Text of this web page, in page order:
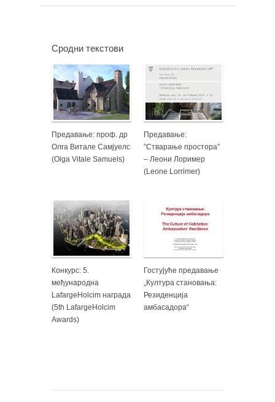
Сродни текстови
Предавање: проф. др
Олга Витале Самјуелс
(Olga Vitale Samuels)
Предавање:
”Стварање простора”
– Леони Лоример
(Leone Lorrimer)
Конкурс: 5.
међународна
LafargeHolcim награда
(5th LafargeHolcim
Awards)
Гостујуће предавање
„Култура становања:
Резиденција
амбасадора“